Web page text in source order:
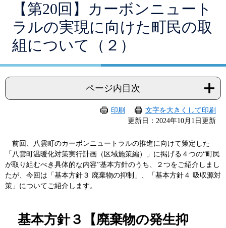
【第20回】カーボンニュート
ラルの実現に向けた町民の取
組について（２）
ページ内目次
印刷
文字を大きくして印刷
更新日：2024年10月1日更新
前回、八雲町のカーボンニュートラルの推進に向けて策定した
「八雲町温暖化対策実行計画（区域施策編）」に掲げる４つの“町民
が取り組むべき具体的な内容”基本方針のうち、２つをご紹介しまし
たが、今回は「基本方針３ 廃棄物の抑制」、「基本方針４ 吸収源対
策」についてご紹介します。
基本方針３【廃棄物の発生抑